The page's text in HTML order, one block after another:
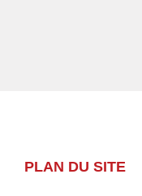
PLAN DU SITE